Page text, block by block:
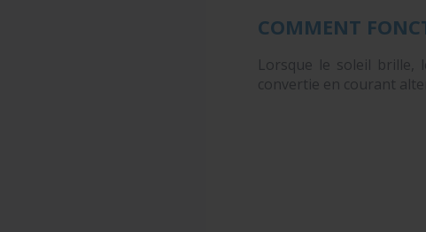
COMMENT
Lorsque le soleil brille,
convertie en courant